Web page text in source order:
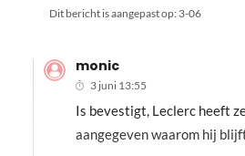
Dit bericht is aangepast op: 3-06
monic
3 juni 13:55
Is bevestigt, Leclerc heeft
aangegeven waarom hij